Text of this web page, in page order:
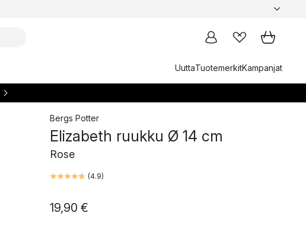
UuttaTuotemerkitKampanjat
Bergs Potter
Elizabeth ruukku Ø 14 cm
Rose
(4.9)
19,90 €